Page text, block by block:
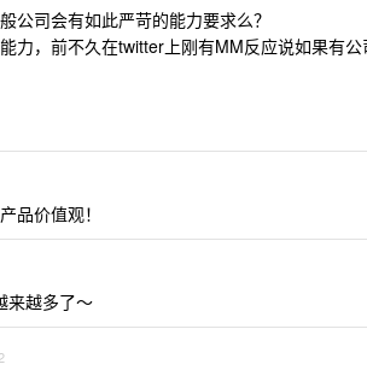
公司会有如此严苛的能力要求么？
力，前不久在twitter上刚有MM反应说如果有
品价值观！
来越多了～